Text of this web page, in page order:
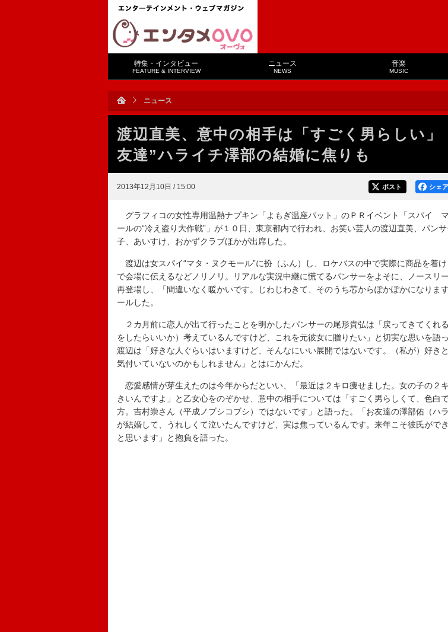
特集・インタビュー
FEATURE & INTERVIEW
ニュース
NEWS
音楽
MUSIC
ニュース
渡辺直美、意中の相手は「すごく男らしい
友達”ハライチ澤部の結婚に焦りも
2013年12月10日 / 15:00 シェア
ポスト
グラフィコの女性専用温熱ナプキン「よもぎ温座パット」のＰＲイベント「スパイ
ールの“冷え盗り大作戦”」が１０日、東京都内で行われ、お笑い芸人の渡辺直美、パン
子、あいすけ、おかずクラブほかが出席した。
渡辺は女スパイ“マタ・ヌクモール”に扮（ふん）し、ロケバスの中で実際に商品を着
で会場に伝えるなどノリノリ。リアルな実況中継に慌てるパンサーをよそに、ノースリ
再登場し、「間違いなく暖かいです。じわじわきて、そのうち芯からぽかぽかになりま
ールした。
２カ月前に恋人が出て行ったことを明かしたパンサーの尾形貴弘は「戻ってきてくれ
をしたらいいか）考えているんですけど、これを元彼女に贈りたい」と切実な思いを語
渡辺は「好きな人ぐらいはいますけど、そんなにいい展開ではないです。（私が）好き
気付いていないのかもしれません」とはにかんだ。
恋愛感情が芽生えたのは今年からだといい、「最近は２キロ痩せました。女の子の２
きいんですよ」と乙女心をのぞかせ、意中の相手については「すごく男らしくて、色白
方。吉村崇さん（平成ノブシコブシ）ではないです」と語った。「お友達の澤部佑（ハ
が結婚して、うれしくて泣いたんですけど、実は焦っているんです。来年こそ彼氏がで
と思います」と抱負を語った。